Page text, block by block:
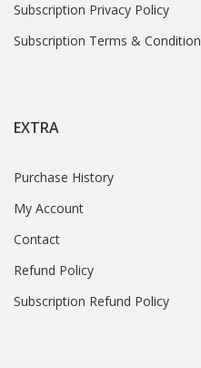
Subscription Privacy Policy
Subscription Terms & Condition
EXTRA
Purchase History
My Account
Contact
Refund Policy
Subscription Refund Policy